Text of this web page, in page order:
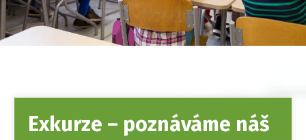
Exkurze – poznáváme náš